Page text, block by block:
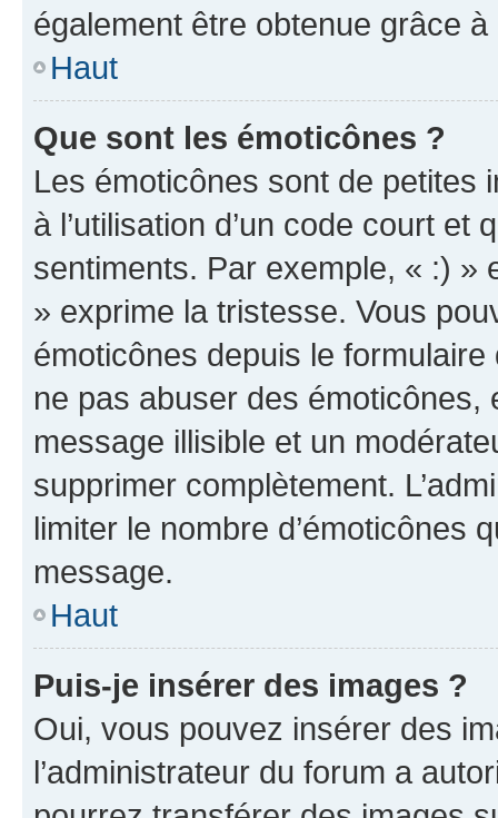
également être obtenue grâce à
Haut
Que sont les émoticônes ?
Les émoticônes sont de petites
à l’utilisation d’un code court et
sentiments. Par exemple, « :) »
» exprime la tristesse. Vous
émoticônes depuis le
ne pas abuser des
message illisible et un
supprimer complètement.
limiter le nombre d’émoticônes
message.
Haut
Puis-je insérer des images ?
Oui, vous pouvez insérer des
l’administrateur du forum a